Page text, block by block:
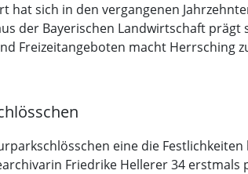
sich in den vergangenen
der Bayerischen Landwirtschaft prägt
Freizeitangeboten macht Herrsching
eine die
Friedrike Hellerer 34